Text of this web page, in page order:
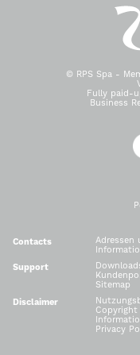
© RPS Spa -
Fully paid-
Business
Contacts
Adressen
Support
Sitemap
Disclaimer
Copyright
Privacy